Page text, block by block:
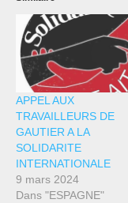
APPEL AUX
TRAVAILLEURS DE
GAUTIER A LA
SOLIDARITE
INTERNATIONALE
9 mars 2024
Dans "ESPAGNE"